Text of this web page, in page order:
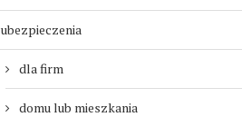
ubezpieczenia
dla firm
domu lub mieszkania